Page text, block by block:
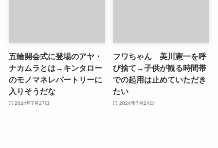
五輪開会式に登場のアヤ・
ナカムラとは→キンタロー
のモノマネレパートリーに
入りそうだな
2024年7月27日
フワちゃん 美川憲一を呼
び捨て→子供が観る時間帯
での起用は止めていただき
たい
2024年7月24日